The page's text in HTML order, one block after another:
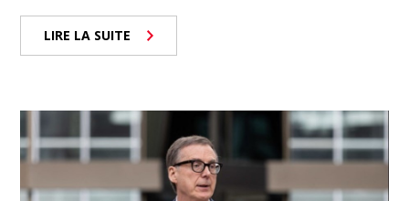
LIRE LA SUITE